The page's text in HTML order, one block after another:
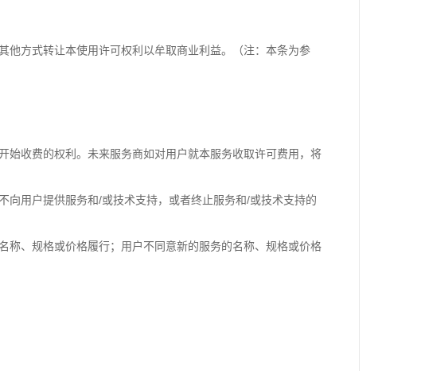
他方式转让本使用许可权利以牟取商业利益。（注：本条为参
始收费的权利。未来服务商如对用户就本服务收取许可费用，将
用户提供服务和/或技术支持，或者终止服务和/或技术支持的
称、规格或价格履行；用户不同意新的服务的名称、规格或价格